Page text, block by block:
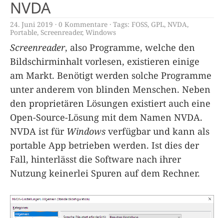
NVDA
24. Juni 2019 0 Kommentare Tags: FOSS, GPL, NVDA,
Portable, Screenreader, Windows
Screenreader, also Programme, welche den
Bildschirminhalt vorlesen, existieren einige
am Markt. Benötigt werden solche Programme
unter anderem von blinden Menschen. Neben
den proprietären Lösungen existiert auch eine
Open-Source-Lösung mit dem Namen NVDA.
NVDA ist für Windows verfügbar und kann als
portable App betrieben werden. Ist dies der
Fall, hinterlässt die Software nach ihrer
Nutzung keinerlei Spuren auf dem Rechner.